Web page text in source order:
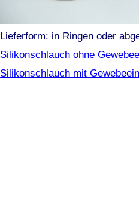
Lieferform: in Ringen oder
Silikonschlauch ohne
Silikonschlauch mit